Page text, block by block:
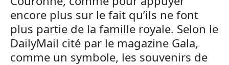
encore plus sur le fait qu’ils ne font
plus partie de la famille royale. Selon le
DailyMail cité par le magazine Gala,
comme un symbole, les souvenirs de